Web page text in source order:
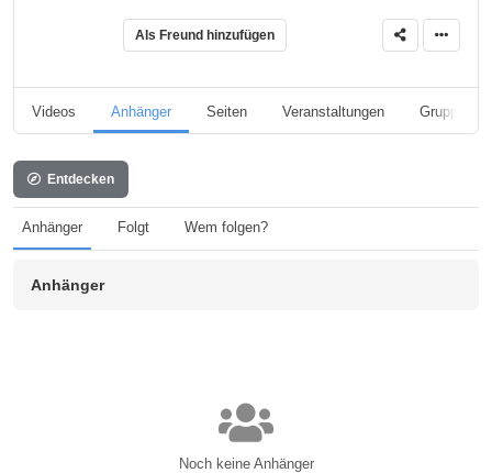
Als Freund hinzufügen
Videos Anhänger Seiten Veranstaltungen Gruppen
Entdecken
Anhänger Folgt Wem folgen?
Anhänger
Noch keine Anhänger